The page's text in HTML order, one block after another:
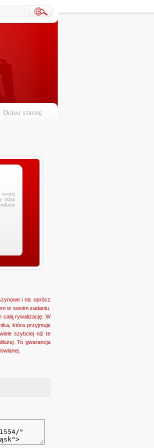
Dodaj stronę
dla swojej
sklep
wyszukacie
i nic oprócz
w swoim zadaniu.
całą rywalizację. W
która przyjmuje
szybciej niż te
To gwarancja